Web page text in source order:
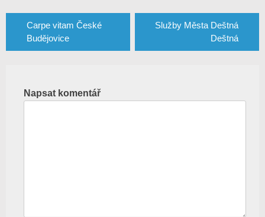
příspěvek
Carpe vitam České
Budějovice
Služby Města Deštná
Deštná
Napsat komentář